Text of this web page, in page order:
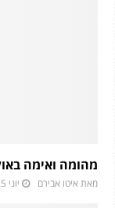
מהומה ואימה
מאת איטו אבירם יוני 25, 2026